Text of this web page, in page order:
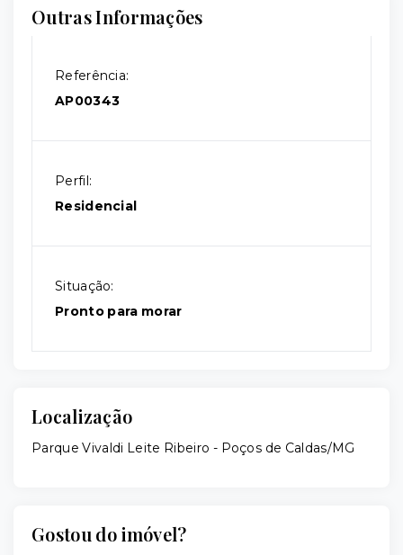
Outras Informações
Referência:
AP00343
Perfil:
Residencial
Situação:
Pronto para morar
Localização
Parque Vivaldi Leite Ribeiro - Poços de Caldas/MG
Gostou do imóvel?